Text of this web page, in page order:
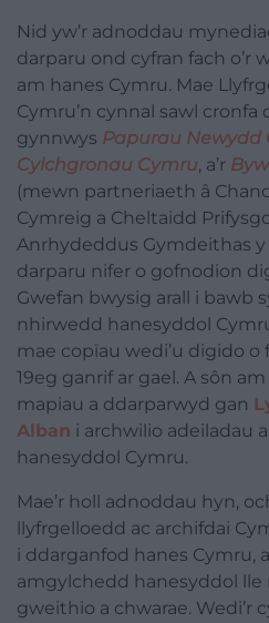
Nid yw’r adnoddau
darparu ond cyfran fach o’r
am hanes Cymru. Mae
Cymru’n cynnal sawl
gynnwys Papurau Newydd
Cylchgronau Cymru, a’r
(mewn partneriaeth â
Cymreig a Cheltaidd
Anrhydeddus Gymdeithas
darparu nifer o gofnodion
Gwefan bwysig arall i bawb
nhirwedd hanesyddol
mae copïau wedi’u digido o
19eg ganrif ar gael. A sôn
mapiau a ddarparwyd gan
Alban i archwilio adeiladau
hanesyddol Cymru.
Mae’r holl adnoddau hyn,
llyfrgelloedd ac archifdai
i ddarganfod hanes Cymru,
amgylchedd hanesyddol lle
gweithio a chwarae. Wedi’r